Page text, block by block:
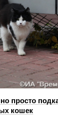
просто
кошек